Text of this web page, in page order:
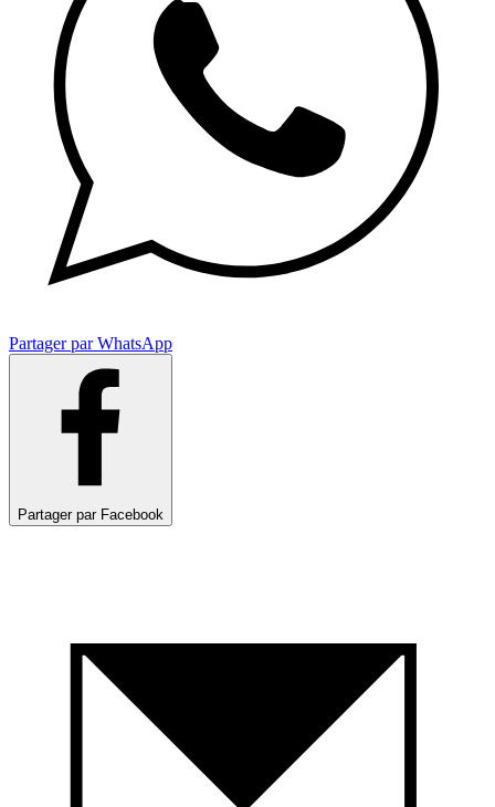
Partager par WhatsApp
Partager par Facebook